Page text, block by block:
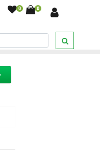
0 0
bimbo fantasia